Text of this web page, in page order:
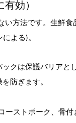
効）
方法です。生鮮
よる)。
クは保護バリアと
防ぎます。
ーストポーク、骨